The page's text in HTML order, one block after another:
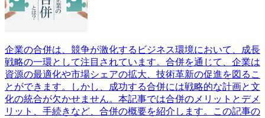
企業の合併は、競争が激化するビジネス環境において、成長
戦略の一環として注目されています。合併を通じて、企業は
資源の最適化や市場シェアの拡大、技術革新の促進を図るこ
とができます。しかし、成功する合併には戦略的な計画と文
化の統合が欠かせません。本記事では合併のメリットとデメ
リット、手続きなど、合併の概要を紹介します。この記事の